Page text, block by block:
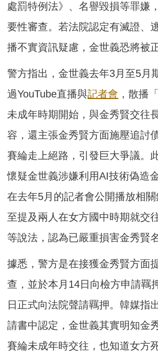
處罰特例法》、名譽毀損等罪嫌
要性審查。若法院認定有滅證、
播不實資訊疑慮，金世義恐將被
警方指出，金世義去年3月至5月
過YouTube直播與記者會 ，散播
未成年時期開始，與金秀賢交往
容，還主張金秀賢方面施壓追討
賽綸走上絕路，引發巨大爭議。
懷疑金世義涉嫌利用AI技術偽造
在去年5月的記者會公開播放相
至提及兩人在女方國中時期就交
等說法，認為已嚴重損害金秀賢
據悉，警方是在接獲金秀賢方面
查，並於本月14日向檢方申請羈
日正式向法院聲請羈押。韓媒指
請書中認定，金世義其實明知金
賽綸未成年時交往，也知道女方